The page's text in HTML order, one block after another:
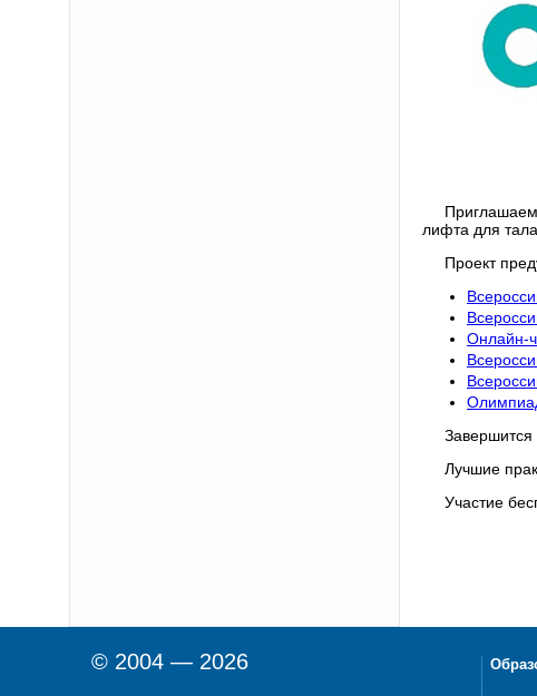
лифта для
Проект
Онлайн-
Завершится
Лучшие
Участие
© 2004 — 2026